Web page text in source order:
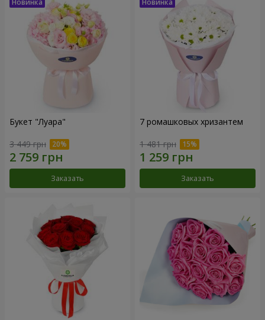
Букет "Луара"
3 449 грн
Заказать
7 ромашковых хризантем
1 481 грн
Заказать